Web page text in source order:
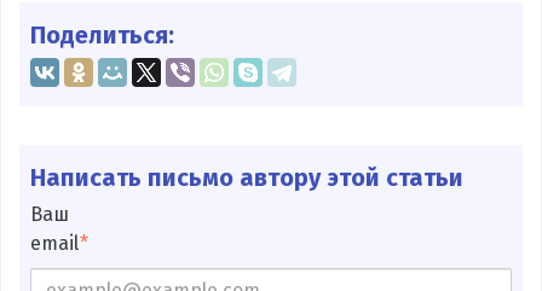
Поделиться:
Написать письмо автору этой статьи
Ваш
email